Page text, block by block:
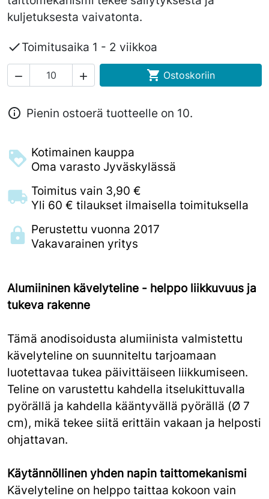
kuljetuksesta vaivatonta.
Toimitusaika 1 - 2 viikkoa
   Ostoskoriin
 Pienin ostoerä tuotteelle on 10.
Kotimainen kauppa
Oma varasto Jyväskylässä
Toimitus vain 3,90 €
Yli 60 € tilaukset ilmaisella toimituksella
Perustettu vuonna 2017
Vakavarainen yritys
Alumiininen kävelyteline - helppo liikkuvuus ja
tukeva rakenne
Tämä anodisoidusta alumiinista valmistettu
kävelyteline on suunniteltu tarjoamaan
luotettavaa tukea päivittäiseen liikkumiseen.
Teline on varustettu kahdella itselukittuvalla
pyörällä ja kahdella kääntyvällä pyörällä (Ø 7
cm), mikä tekee siitä erittäin vakaan ja helposti
ohjattavan.
Käytännöllinen yhden napin taittomekanismi
Kävelyteline on helppo taittaa kokoon vain